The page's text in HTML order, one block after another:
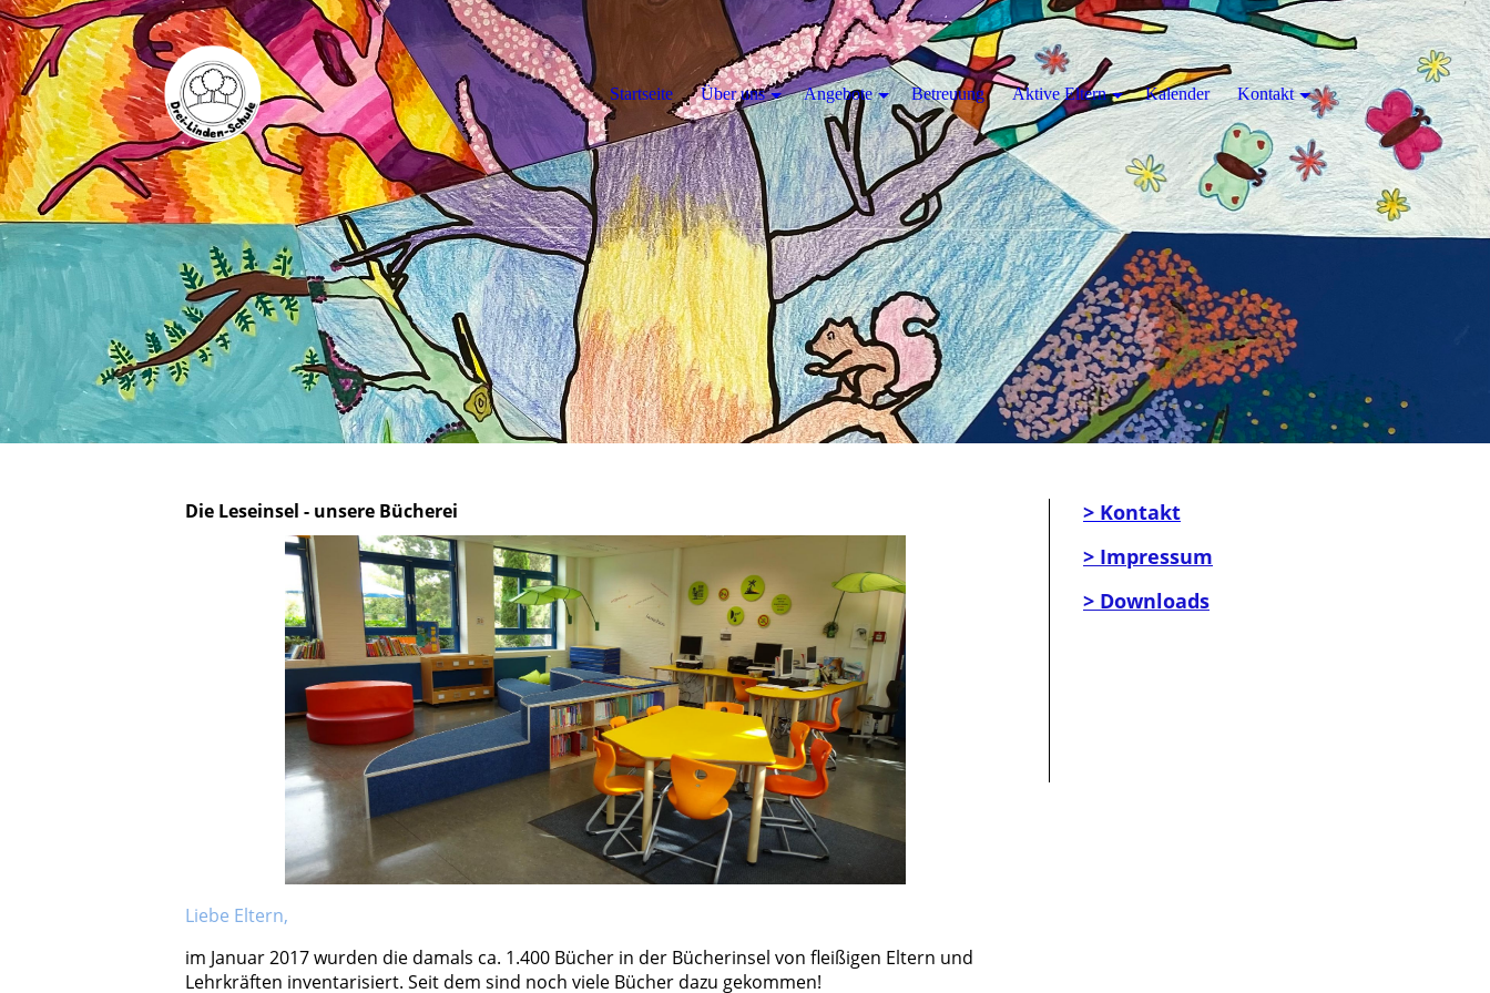
Die Leseinsel - unsere Bücherei
Liebe Eltern,
im Januar 2017 wurden die damals ca. 1.400 Bücher in der Bücherinsel von fleißigen Eltern und
Lehrkräften inventarisiert. Seit dem sind noch viele Bücher dazu gekommen!
> Kontakt
> Impressum
> Downloads
Startseite Über uns Angebote Betreuung Aktive Eltern Kalender Kontakt